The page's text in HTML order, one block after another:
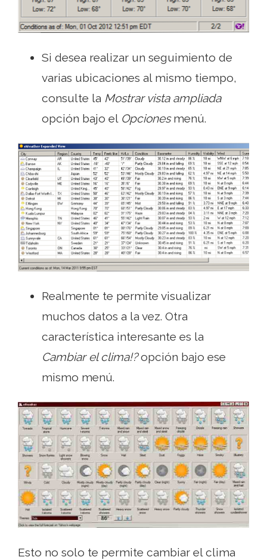
Si desea realizar un seguimiento de
varias ubicaciones al mismo tiempo,
consulte la Mostrar vista ampliada
opción bajo el Opcionesmenú.
Realmente te permite visualizar
muchos datos a la vez. Otra
característica interesante es la
Cambiar el clima!?opción bajo ese
mismo menú.
Esto no solo te permite cambiar el clima